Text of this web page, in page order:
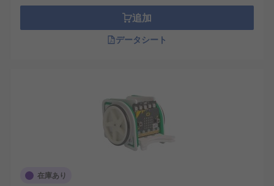
追加
データシート
在庫あり